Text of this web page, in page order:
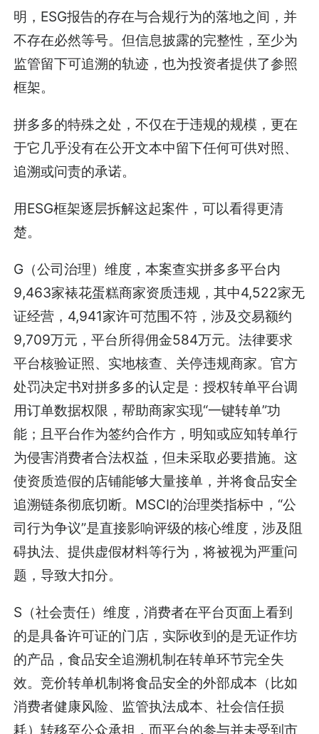
明，ESG报告的存在与合规行为的落地之间，并
不存在必然等号。但信息披露的完整性，至少为
监管留下可追溯的轨迹，也为投资者提供了参照
框架。
拼多多的特殊之处，不仅在于违规的规模，更在
于它几乎没有在公开文本中留下任何可供对照、
追溯或问责的承诺。
用ESG框架逐层拆解这起案件，可以看得更清
楚。
G（公司治理）维度，本案查实拼多多平台内
9,463家裱花蛋糕商家资质违规，其中4,522家无
证经营，4,941家许可范围不符，涉及交易额约
9,709万元，平台所得佣金584万元。法律要求
平台核验证照、实地核查、关停违规商家。官方
处罚决定书对拼多多的认定是：授权转单平台调
用订单数据权限，帮助商家实现“一键转单”功
能；且平台作为签约合作方，明知或应知转单行
为侵害消费者合法权益，但未采取必要措施。这
使资质造假的店铺能够大量接单，并将食品安全
追溯链条彻底切断。MSCI的治理类指标中，“公
司行为争议”是直接影响评级的核心维度，涉及阻
碍执法、提供虚假材料等行为，将被视为严重问
题，导致大扣分。
S（社会责任）维度，消费者在平台页面上看到
的是具备许可证的门店，实际收到的是无证作坊
的产品，食品安全追溯机制在转单环节完全失
效。竞价转单机制将食品安全的外部成本（比如
消费者健康风险、监管执法成本、社会信任损
耗）转移至公众承担，而平台的参与并未受到市